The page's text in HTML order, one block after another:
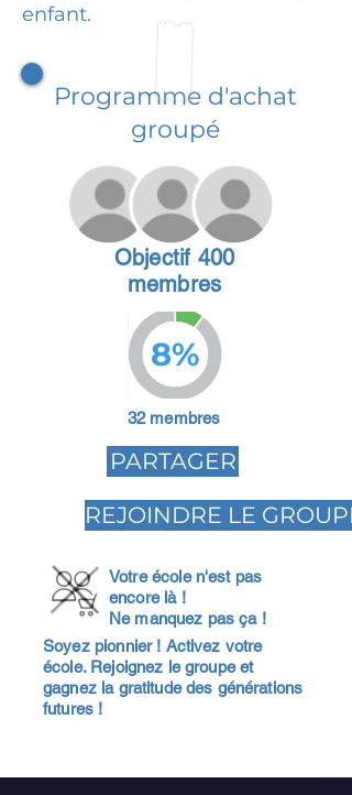
enfant.
Programme d'achat
groupé
Objectif 400
membres
8%
32 membres
PARTAGER
REJOINDRE LE GROUPE
Votre école n'est pas
encore là !
Ne manquez pas ça !
Soyez pionnier ! Activez votre
école. Rejoignez le groupe et
gagnez la gratitude des générations
futures !